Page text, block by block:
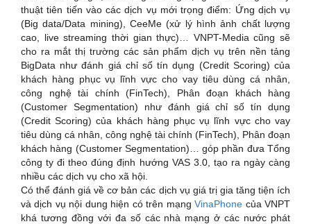
thuật tiên tiến vào các dịch vụ mới trọng điểm: Ứng dịch vụ
(Big data/Data mining), CeeMe (xử lý hình ảnh chất lượng
cao, live streaming thời gian thực)… VNPT-Media cũng sẽ
cho ra mắt thị trường các sản phẩm dịch vụ trên nền tảng
BigData như đánh giá chỉ số tín dụng (Credit Scoring) của
khách hàng phục vụ lĩnh vực cho vay tiêu dùng cá nhân,
công nghệ tài chính (FinTech), Phân đoạn khách hàng
(Customer Segmentation) như đánh giá chỉ số tín dụng
(Credit Scoring) của khách hàng phục vụ lĩnh vực cho vay
tiêu dùng cá nhân, công nghệ tài chính (FinTech), Phân đoạn
khách hàng (Customer Segmentation)… góp phần đưa Tổng
công ty đi theo đúng định hướng VAS 3.0, tạo ra ngày càng
nhiều các dịch vụ cho xã hội.
Có thể đánh giá về cơ bản các dịch vụ giá trị gia tăng tiện ích
và dịch vụ nội dung hiện có trên mạngVinaPhone của VNPT
khá tương đồng với đa số các nhà mạng ở các nước phát